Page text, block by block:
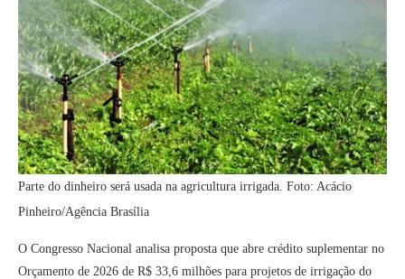
Parte do dinheiro será usada na agricultura irrigada. Foto: Acácio
Pinheiro/Agência Brasília
O Congresso Nacional analisa proposta que abre crédito suplementar no
Orçamento de 2026 de R$ 33,6 milhões para projetos de irrigação do